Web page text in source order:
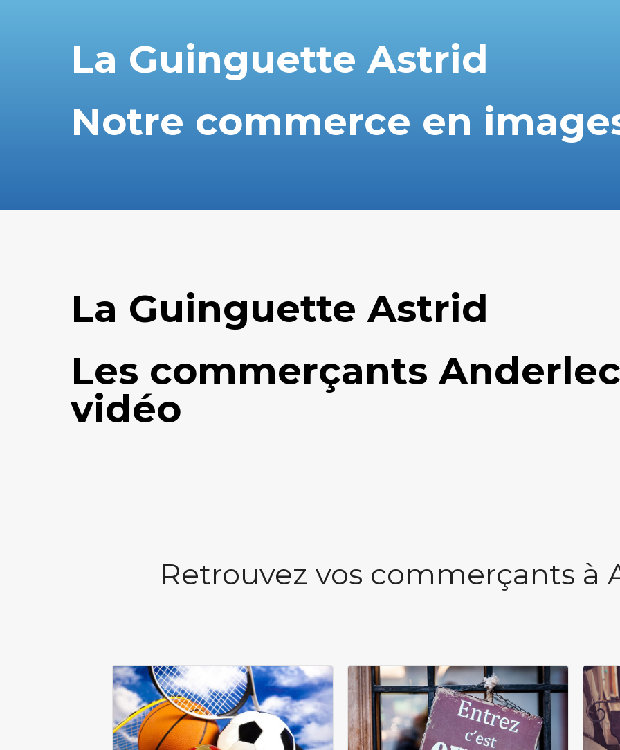
La Guinguette Astrid
Notre commerce en
La Guinguette Astrid
Les commerçants
vidéo
Retrouvez vos commerçants à